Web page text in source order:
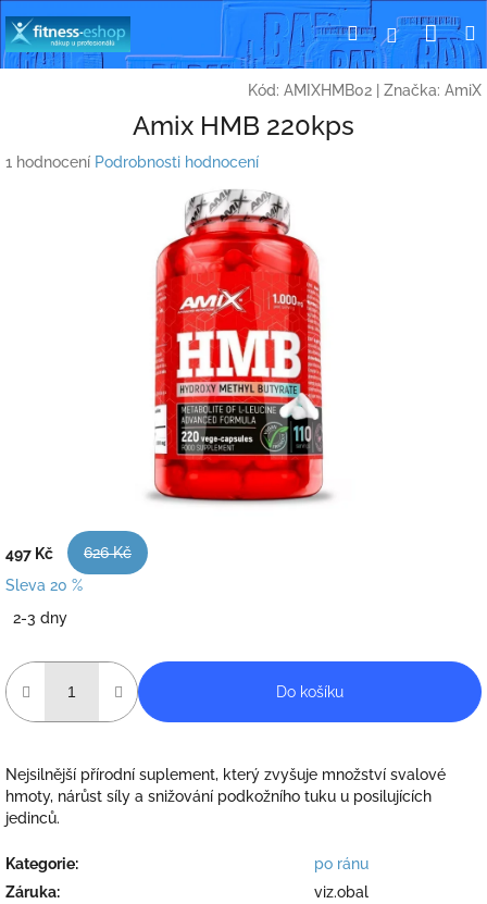
na
obsah
HledatPřihlášení
Kód: AMIXHMB02 Značka: AmiX
Amix HMB 220kps
Průměrné
1 hodnocení Podrobnosti hodnocení
497 Kč
626 Kč
Sleva 20 %
cena:
2-3 dny
Do košíku
Nejsilnější přírodní suplement, který zvyšuje množství svalové
hmoty, nárůst síly a snižování podkožního tuku u posilujících
jedinců.
Kategorie:
po ránu
Záruka:
viz.obal